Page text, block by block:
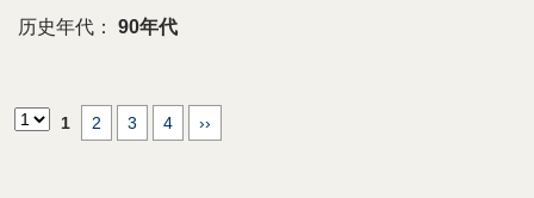
历史年代：
90年代
1 2 3 4 ››